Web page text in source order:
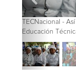
TECNacional -
Educación